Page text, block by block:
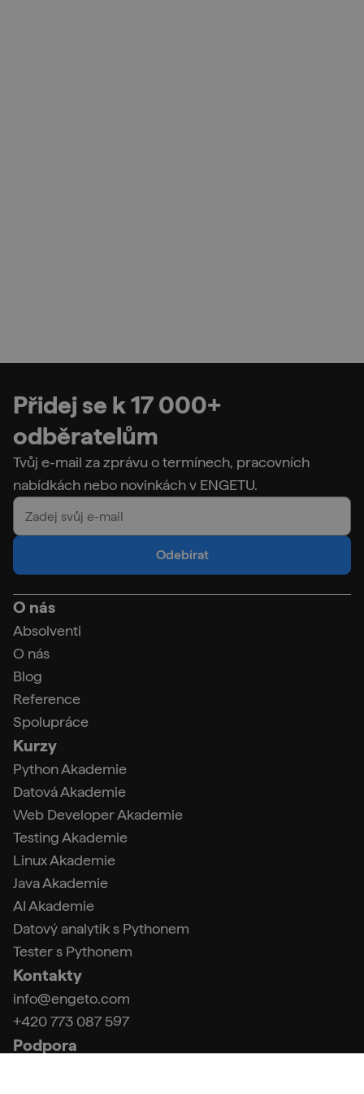
Přidej se k 17 000+
odběratelům
Tvůj e-mail za zprávu o termínech, pracovních
nabídkách nebo novinkách v ENGETU.
Odebírat
O nás
Absolventi
O nás
Blog
Reference
Spolupráce
Kurzy
Python Akademie
Datová Akademie
Web Developer Akademie
Testing Akademie
Linux Akademie
Java Akademie
AI Akademie
Datový analytik s Pythonem
Tester s Pythonem
Kontakty
info@engeto.com
+420 773 087 597
Podpora